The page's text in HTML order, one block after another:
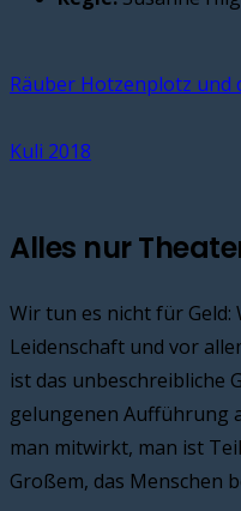
Räuber Hotzenplotz und
Kuli 2018
Alles nur
Wir tun es nicht für
Leidenschaft und vor
ist das unbeschreibliche
gelungenen Aufführung
man mitwirkt, man ist
Großem, das Menschen